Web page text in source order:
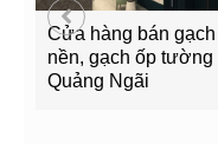
Cửa hàng bán gạch lát
nền, gạch ốp tường tại
Quảng Ngãi